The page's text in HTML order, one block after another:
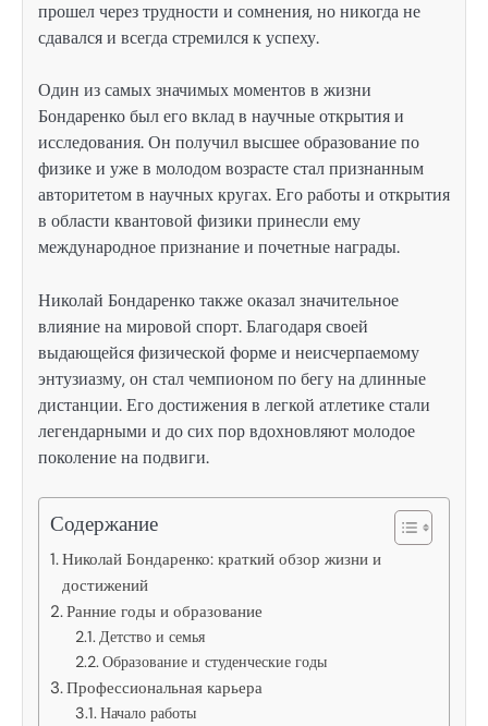
прошел через трудности и сомнения, но никогда не
сдавался и всегда стремился к успеху.
Один из самых значимых моментов в жизни
Бондаренко был его вклад в научные открытия и
исследования. Он получил высшее образование по
физике и уже в молодом возрасте стал признанным
авторитетом в научных кругах. Его работы и открытия
в области квантовой физики принесли ему
международное признание и почетные награды.
Николай Бондаренко также оказал значительное
влияние на мировой спорт. Благодаря своей
выдающейся физической форме и неисчерпаемому
энтузиазму, он стал чемпионом по бегу на длинные
дистанции. Его достижения в легкой атлетике стали
легендарными и до сих пор вдохновляют молодое
поколение на подвиги.
Содержание
Николай Бондаренко: краткий обзор жизни и
достижений
Ранние годы и образование
Детство и семья
Образование и студенческие годы
Профессиональная карьера
Начало работы